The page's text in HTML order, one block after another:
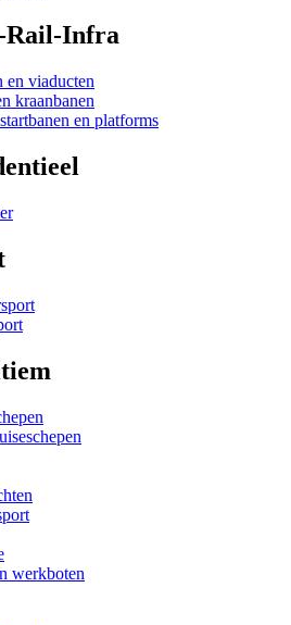
Rail-Infra
en viaducten
kraanbanen
en platforms
werkboten